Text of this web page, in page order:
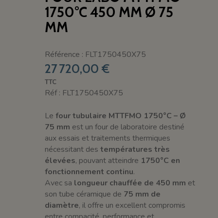
1750°C 450 MM Ø 75
MM
Référence : FLT1750450X75
27 720,00 €
TTC
Réf : FLT1750450X75
Lefour tubulaire MTTFMO 1750°C – Ø
75 mm est un four de laboratoire destiné
aux essais et traitements thermiques
nécessitant destempératures très
élevées, pouvant atteindre 1750°C en
fonctionnement continu.
Avec sa longueur chauffée de 450 mm et
son tube céramique de 75 mm de
diamètre, il offre un excellent compromis